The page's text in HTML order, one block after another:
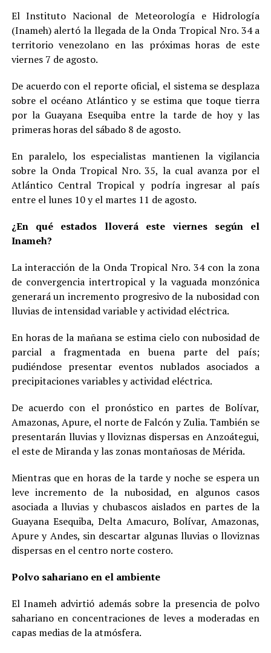
El Instituto Nacional de Meteorología e Hidrología
(Inameh) alertó la llegada de la Onda Tropical Nro. 34 a
territorio venezolano en las próximas horas de este
viernes 7 de agosto.
De acuerdo con el reporte oficial, el sistema se desplaza
sobre el océano Atlántico y se estima que toque tierra
por la Guayana Esequiba entre la tarde de hoy y las
primeras horas del sábado 8 de agosto.
En paralelo, los especialistas mantienen la vigilancia
sobre la Onda Tropical Nro. 35, la cual avanza por el
Atlántico Central Tropical y podría ingresar al país
entre el lunes 10 y el martes 11 de agosto.
¿En qué estados lloverá este viernes según el
Inameh?
La interacción de la Onda Tropical Nro. 34 con la zona
de convergencia intertropical y la vaguada monzónica
generará un incremento progresivo de la nubosidad con
lluvias de intensidad variable y actividad eléctrica.
En horas de la mañana se estima cielo con nubosidad de
parcial a fragmentada en buena parte del país;
pudiéndose presentar eventos nublados asociados a
precipitaciones variables y actividad eléctrica.
De acuerdo con el pronóstico en partes de Bolívar,
Amazonas, Apure, el norte de Falcón y Zulia. También se
presentarán lluvias y lloviznas dispersas en Anzoátegui,
el este de Miranda y las zonas montañosas de Mérida.
Mientras que en horas de la tarde y noche se espera un
leve incremento de la nubosidad, en algunos casos
asociada a lluvias y chubascos aislados en partes de la
Guayana Esequiba, Delta Amacuro, Bolívar, Amazonas,
Apure y Andes, sin descartar algunas lluvias o lloviznas
dispersas en el centro norte costero.
Polvo sahariano en el ambiente
El Inameh advirtió además sobre la presencia de polvo
sahariano en concentraciones de leves a moderadas en
capas medias de la atmósfera.